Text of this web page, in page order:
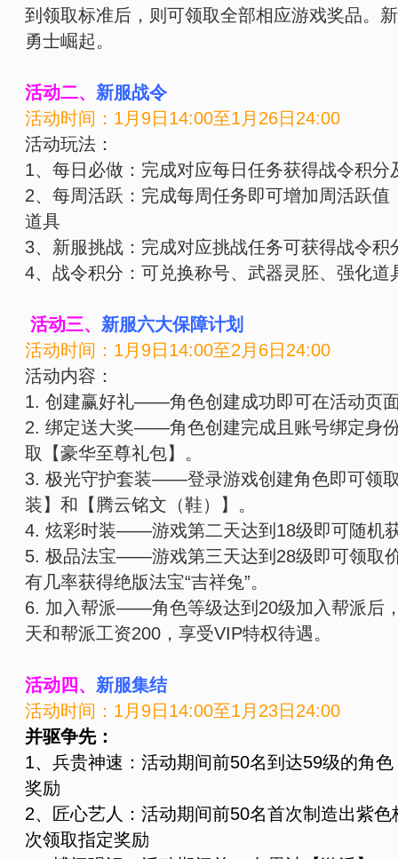
到领取标准后，则可领取全部相应游戏奖品。
勇士崛起。
活动二、 新服战令
活动时间：1月9日14:00至1月26日24:00
活动玩法：
1、每日必做：完成对应每日任务获得战令积分
2、每周活跃：完成每周任务即可增加周活跃
道具
3、新服挑战：完成对应挑战任务可获得战令积
4、战令积分：可兑换称号、武器灵胚、强化道
活动三、 新服六大保障计划
活动时间：1月9日14:00至2月6日24:00
活动内容：
1. 创建赢好礼——角色创建成功即可在活动页
2. 绑定送大奖——角色创建完成且账号绑定身
取【豪华至尊礼包】。
3. 极光守护套装——登录游戏创建角色即可领
装】和【腾云铭文（鞋）】。
4. 炫彩时装——游戏第二天达到18级即可随机
5. 极品法宝——游戏第三天达到28级即可领取
有几率获得绝版法宝“吉祥兔”。
6. 加入帮派——角色等级达到20级加入帮派后
天和帮派工资200，享受VIP特权待遇。
活动四、 新服集结
活动时间：1月9日 14:00至1月23日 24:00
并驱争先：
1、兵贵神速：活动期间前50名到达59级的角
奖励
2、匠心艺人：活动期间前50名首次制造出紫
次领取指定奖励